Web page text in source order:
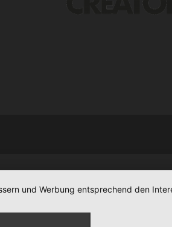
und Werbung entsprechend den